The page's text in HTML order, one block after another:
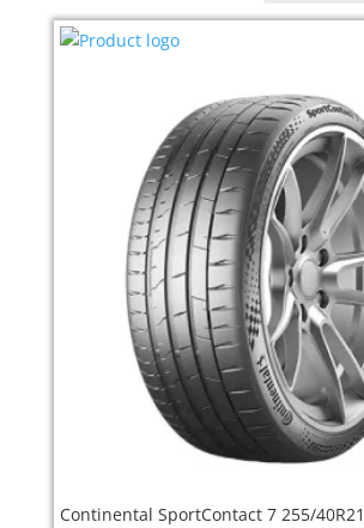
Continental SportContact 7 255/